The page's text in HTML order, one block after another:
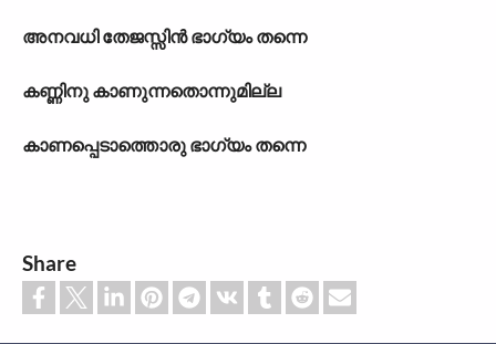
അനവധി തേജസ്സിൻ ഭാഗ്യം തന്നെ
കണ്ണിനു കാണുന്നതൊന്നുമില്ല
കാണപ്പെടാത്തൊരു ഭാഗ്യം തന്നെ
Share